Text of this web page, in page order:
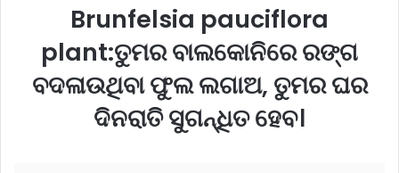
Brunfelsia pauciflora
plant:ତୁମର ବାଲକୋନିରେ ରଙ୍ଗ
ବଦଳାଉଥିବା ଫୁଲ ଲଗାଅ, ତୁମର ଘର
ଦିନରାତି ସୁଗନ୍ଧିତ ହେବ।